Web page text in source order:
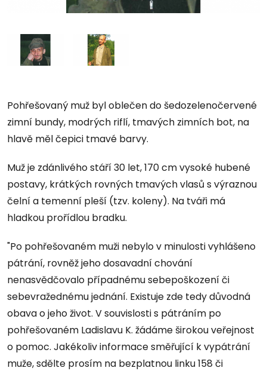
Pohřešovaný muž byl oblečen do šedozelenočervené
zimní bundy, modrých riflí, tmavých zimních bot, na
hlavě měl čepici tmavé barvy.
Muž je zdánlivého stáří 30 let, 170 cm vysoké hubené
postavy, krátkých rovných tmavých vlasů s výraznou
čelní a temenní pleší (tzv. koleny). Na tváři má
hladkou prořídlou bradku.
"Po pohřešovaném muži nebylo v minulosti vyhlášeno
pátrání, rovněž jeho dosavadní chování
nenasvědčovalo případnému sebepoškození či
sebevražednému jednání. Existuje zde tedy důvodná
obava o jeho život. V souvislosti s pátráním po
pohřešovaném Ladislavu K. žádáme širokou veřejnost
o pomoc. Jakékoliv informace směřující k vypátrání
muže, sdělte prosím na bezplatnou linku 158 či